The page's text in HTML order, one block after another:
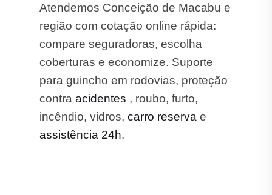
Atendemos Conceição de Macabu e
região com cotação online rápida:
compare seguradoras, escolha
coberturas e economize. Suporte
para guincho em rodovias, proteção
contra acidentes , roubo, furto,
incêndio, vidros, carro reserva e
assistência 24h.